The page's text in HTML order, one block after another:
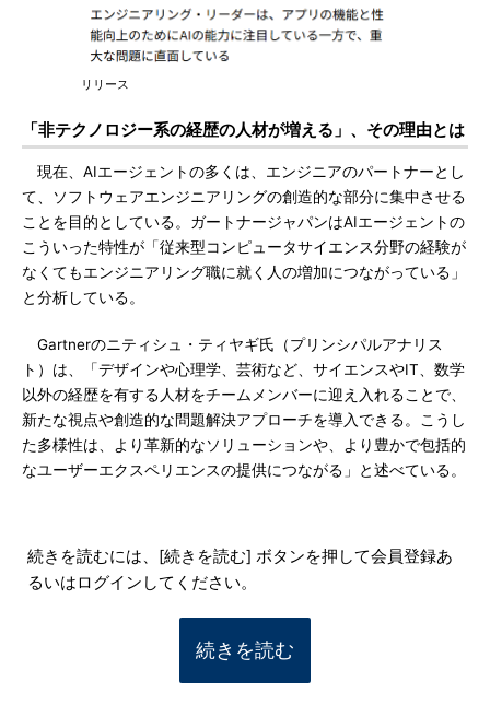
リリース
「非テクノロジー系の経歴の人材が増える」、その理由とは
現在、AIエージェントの多くは、エンジニアのパートナーとし
て、ソフトウェアエンジニアリングの創造的な部分に集中させる
ことを目的としている。ガートナージャパンはAIエージェントの
こういった特性が「従来型コンピュータサイエンス分野の経験が
なくてもエンジニアリング職に就く人の増加につながっている」
と分析している。
Gartnerのニティシュ・ティヤギ氏（プリンシパルアナリス
ト）は、「デザインや心理学、芸術など、サイエンスやIT、数学
以外の経歴を有する人材をチームメンバーに迎え入れることで、
新たな視点や創造的な問題解決アプローチを導入できる。こうし
た多様性は、より革新的なソリューションや、より豊かで包括的
なユーザーエクスペリエンスの提供につながる」と述べている。
続きを読むには、[続きを読む] ボタンを押して会員登録あ
るいはログインしてください。
続きを読む